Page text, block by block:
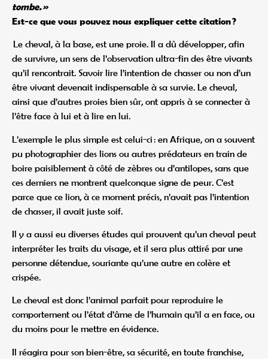
tombe. »
Est-ce que vous pouvez nous expliquer cette citation ?
Le cheval, à la base, est une proie. Il a dû développer, afin
de survivre, un sens de l’observation ultra-fin des être vivants
qu’il rencontrait. Savoir lire l’intention de chasser ou non d’un
être vivant devenait indispensable à sa survie. Le cheval,
ainsi que d’autres proies bien sûr, ont appris à se connecter à
l’être face à lui et à lire en lui.
L’exemple le plus simple est celui-ci : en Afrique, on a souvent
pu photographier des lions ou autres prédateurs en train de
boire paisiblement à côté de zèbres ou d’antilopes, sans que
ces derniers ne montrent quelconque signe de peur. C’est
parce que ce lion, à ce moment précis, n’avait pas l’intention
de chasser, il avait juste soif.
Il y a aussi eu diverses études qui prouvent qu’un cheval peut
interpréter les traits du visage, et il sera plus attiré par une
personne détendue, souriante qu’une autre en colère et
crispée.
Le cheval est donc l’animal parfait pour reproduire le
comportement ou l’état d’âme de l’humain qu’il a en face, ou
du moins pour le mettre en évidence.
Il réagira pour son bien-être, sa sécurité, en toute franchise,